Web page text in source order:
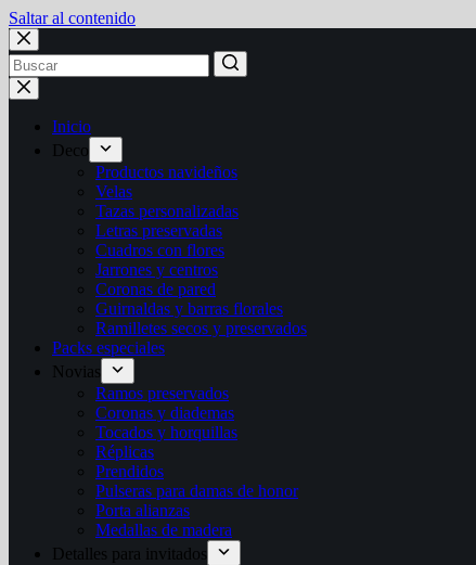
Saltar al contenido
Inicio
Deco
Productos navideños
Velas
Tazas personalizadas
Letras preservadas
Cuadros con flores
Jarrones y centros
Coronas de pared
Guirnaldas y barras florales
Ramilletes secos y preservados
Packs especiales
Novias
Ramos preservados
Coronas y diademas
Tocados y horquillas
Réplicas
Prendidos
Pulseras para damas de honor
Porta alianzas
Medallas de madera
Detalles para invitados